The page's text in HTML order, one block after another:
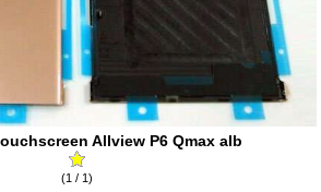
Allview P6 Qmax alb
(1 / 1)